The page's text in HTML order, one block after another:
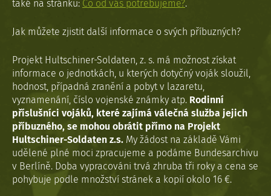
také na stránku: Co od vás potřebujeme?.
Jak můžete zjistit další informace o svých příbuzných?
Projekt Hultschiner-Soldaten, z. s. má možnost získat
informace o jednotkách, u kterých dotyčný voják sloužil,
hodnost, případná zranění a pobyt v lazaretu,
vyznamenání, číslo vojenské známky atp. Rodinní
příslušníci vojáků, které zajímá válečná služba jejich
příbuzného, se mohou obrátit přímo na Projekt
Hultschiner-Soldaten z.s. My žádost na základě Vámi
udělené plné moci zpracujeme a podáme Bundesarchivu
v Berlíně. Doba vypracováni trvá zhruba tři roky a cena se
pohybuje podle množství stránek a kopií okolo 16 €.